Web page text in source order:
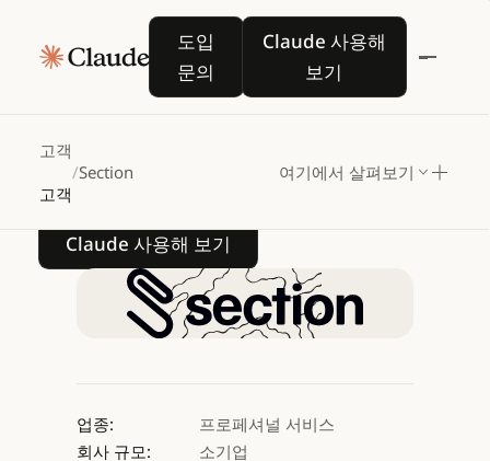
도입
문의
도입 문의
Claude 사용해
보기
Claude 사용해 보기
고객
고객
/Section 여기에서 살펴보기
Section,Claude로
기업의 AI
트랜스포메이션
길잡이가
되다
Claude 사용해 보기
Claude 사용해 보기
업종:
프로페셔널 서비스
회사 규모:
소기업